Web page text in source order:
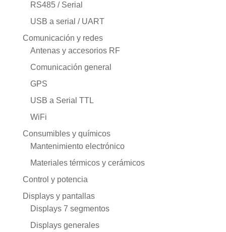
RS485 / Serial
USB a serial / UART
Comunicación y redes
Antenas y accesorios RF
Comunicación general
GPS
USB a Serial TTL
WiFi
Consumibles y químicos
Mantenimiento electrónico
Materiales térmicos y cerámicos
Control y potencia
Displays y pantallas
Displays 7 segmentos
Displays generales